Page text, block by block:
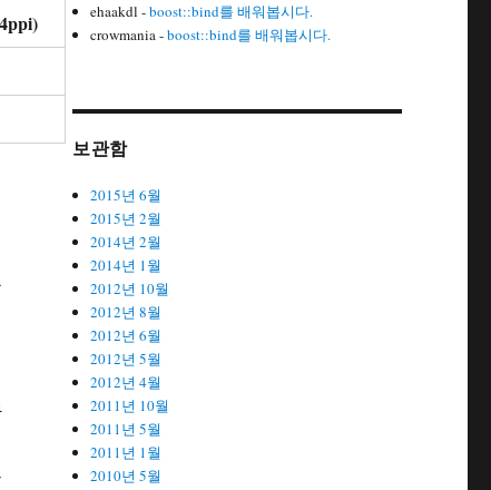
ehaakdl -boost::bind를 배워봅시다.
crowmania-boost::bind를 배워봅시다.
보관함
2015년 6월
2015년 2월
2014년 2월
2014년 1월
2012년 10월
2012년 8월
2012년 6월
2012년 5월
2012년 4월
2011년 10월
2011년 5월
2011년 1월
2010년 5월